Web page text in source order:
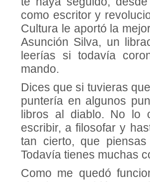
como escritor y
Cultura le aportó la
Asunción Silva, un
leerías si todavía
mando.
Dices que si tuvieras
puntería en algunos
libros al diablo. No lo
escribir, a filosofar y
tan cierto, que
Todavía tienes muchas
Como me quedó